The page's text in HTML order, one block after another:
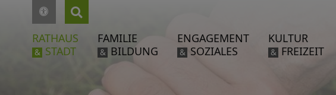
RATHAUS
& STADT
FAMILIE
& BILDUNG
ENGAGEMENT
& SOZIALES
KULTUR
& FREIZEIT